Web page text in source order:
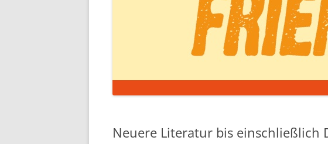
Neuere Literatur bis einschließlich